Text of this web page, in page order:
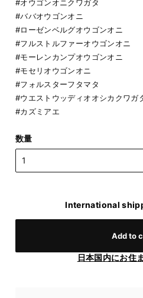
#オウゴンオニクワガタ
#ババオウゴンオニ
#ローゼンベルグオウゴンオニ
#フルストルファーオウゴンオニ
#モーレンカンプオウゴンオニ
#モセリオウゴンオニ
#フォルスターフタマタ
#ウエストウッディオオシカクワガ
#カズミアエ
数量
International
Add to
日本国内にお住